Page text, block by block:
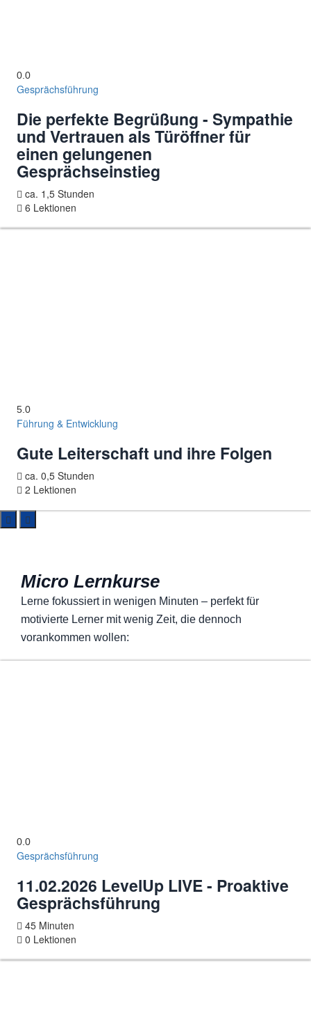
0.0
Gesprächsführung
Die perfekte Begrüßung - Sympathie
und Vertrauen als Türöffner für
einen gelungenen
Gesprächseinstieg
ca. 1,5 Stunden
6 Lektionen
5.0
Führung & Entwicklung
Gute Leiterschaft und ihre Folgen
ca. 0,5 Stunden
2 Lektionen
Micro Lernkurse
Lerne fokussiert in wenigen Minuten – perfekt für
motivierte Lerner mit wenig Zeit, die dennoch
vorankommen wollen:
0.0
Gesprächsführung
11.02.2026 LevelUp LIVE - Proaktive
Gesprächsführung
45 Minuten
0 Lektionen